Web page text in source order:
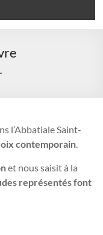
l’Abbatiale Saint-
contemporain.
et nous saisit à la
représentés font